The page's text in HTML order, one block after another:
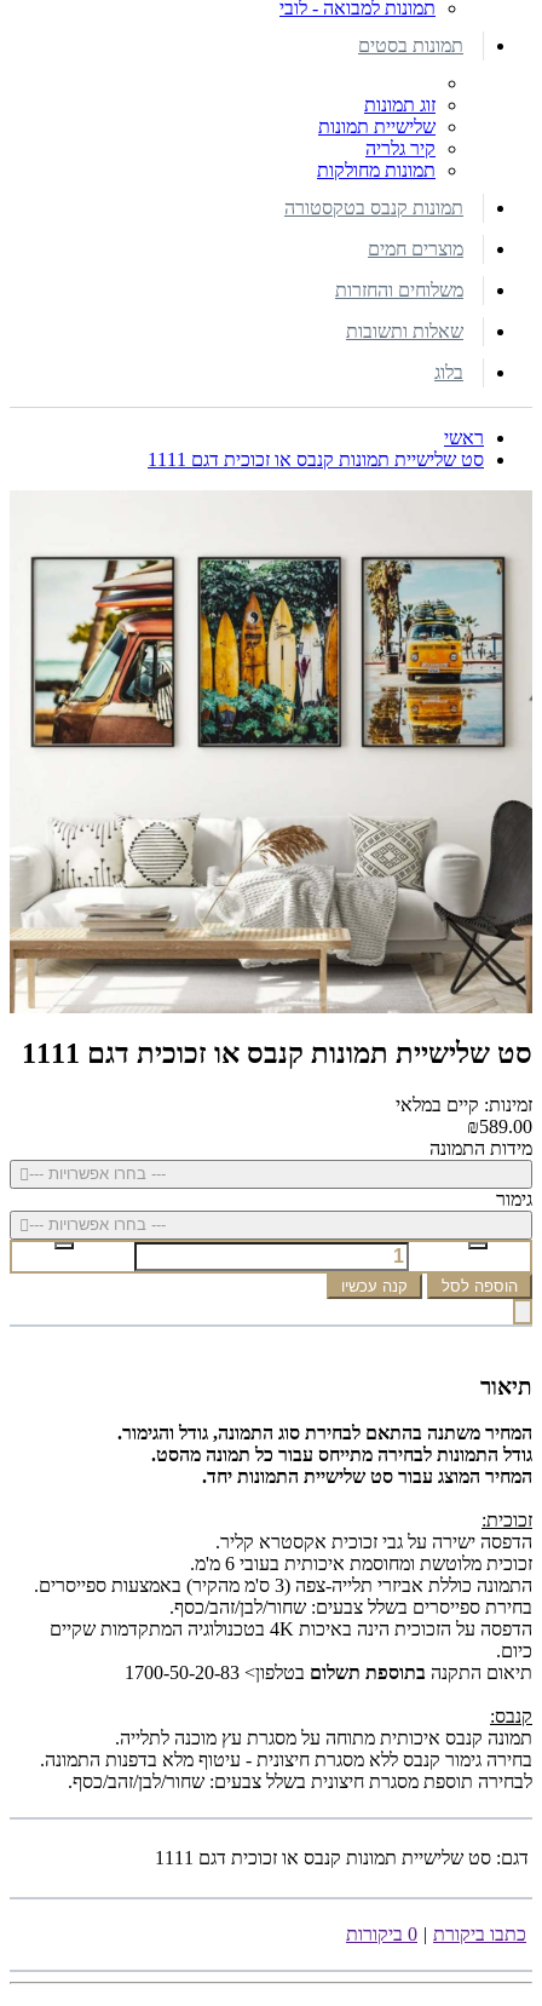
תמונות למבואה - לובי
תמונות בסטים
זוג תמונות
שלישיית תמונות
קיר גלריה
תמונות מחולקות
תמונות קנבס בטקסטורה
מוצרים חמים
משלוחים והחזרות
שאלות ותשובות
בלוג
ראשי
סט שלישיית תמונות קנבס או זכוכית דגם 1111
סט שלישיית תמונות קנבס או זכוכית דגם 1111
זמינות: קיים במלאי
₪589.00
מידות התמונה
--- בחרו אפשרויות ---
גימור
--- בחרו אפשרויות ---
הוספה לסל קנה עכשיו
תיאור
המחיר משתנה בהתאם לבחירת סוג התמונה, גודל והגימור.
גודל התמונות לבחירה מתייחס עבור כל תמונה מהסט.
המחיר המוצג עבור סט שלישיית התמונות יחד.
זכוכית:
הדפסה ישירה על גבי זכוכית אקסטרא קליר.
זכוכית מלוטשת ומחוסמת איכותית בעובי 6 מ'מ.
התמונה כוללת אביזרי תלייה-צפה (3 ס'מ מהקיר) באמצעות ספייסרים.
בחירת ספייסרים בשלל צבעים: שחור/לבן/זהב/כסף.
הדפסה על הזכוכית הינה באיכות 4K בטכנולוגיה המתקדמות שקיים
כיום.
תיאום התקנה בתוספת תשלום בטלפון> 1700-50-20-83
קנבס:
תמונה קנבס איכותית מתוחה על מסגרת עץ מוכנה לתלייה.
בחירה גימור קנבס ללא מסגרת חיצונית - עיטוף מלא בדפנות התמונה.
לבחירה תוספת מסגרת חיצונית בשלל צבעים: שחור/לבן/זהב/כסף.
דגם: סט שלישיית תמונות קנבס או זכוכית דגם 1111
כתבו ביקורת | 0 ביקורות